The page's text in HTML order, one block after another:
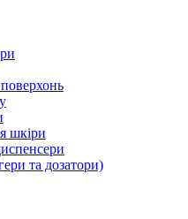
шкіри
та дозатори)